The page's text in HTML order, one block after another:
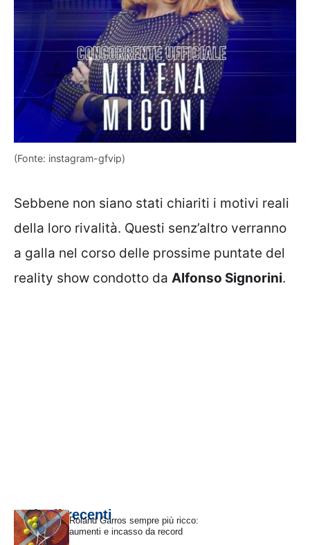
(Fonte: instagram-gfvip)
Sebbene non siano stati chiariti i motivi reali
della loro rivalità. Questi senz’altro verranno
a galla nel corso delle prossime puntate del
reality show condotto da Alfonso Signorini.
Articoli recentiRoland Garros sempre più ricco:
aumenti e incasso da record